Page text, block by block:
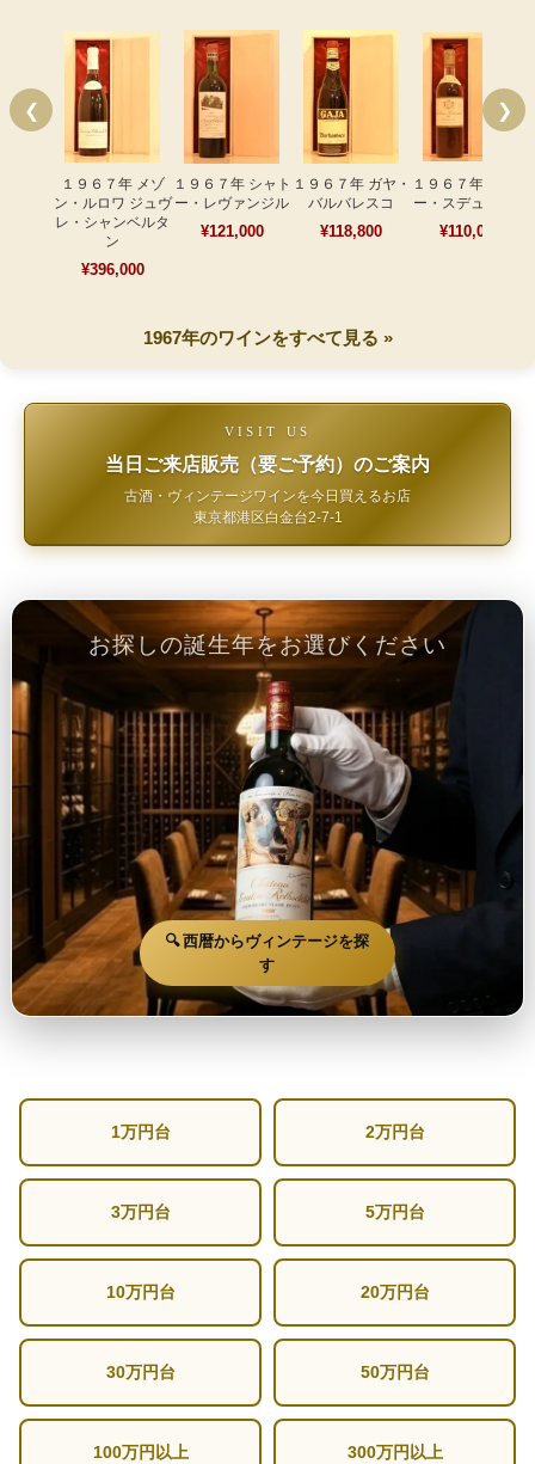
❮
１９６７年 メゾ
ン・ルロワ ジュヴ
レ・シャンベルタ
ン
¥396,000
１９６７年 シャト
ー・レヴァンジル
¥121,000
１９６７年 ガヤ・
バルバレスコ
¥118,800
１９６７年 シャト
ー・スデュイロー
¥110,000
❯
1967年のワインをすべて見る »
VISIT US
当日ご来店販売（要ご予約）のご案内
古酒・ヴィンテージワインを今日買えるお店
東京都港区白金台2-7-1
お探しの誕生年をお選びください
🔍 西暦からヴィンテージを探
す
1万円台 2万円台
3万円台 5万円台
10万円台 20万円台
30万円台 50万円台
100万円以上 300万円以上